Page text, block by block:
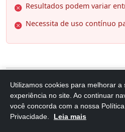
Resultados podem variar
Necessita de uso contínuo
6. Osteo MSM,
Condroitina e
Utilizamos cookies para melhorar a
experiência no site. Ao continuar
você concorda com a nossa
Privacidade.
Leia mais